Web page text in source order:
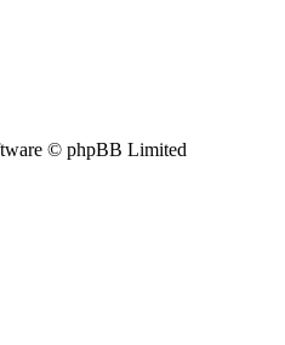
© phpBB Limited